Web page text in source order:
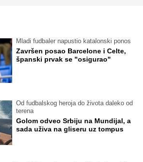
Mladi fudbaler napustio katalonski ponos
Završen posao Barcelone i Celte,
španski prvak se "osigurao"
Od fudbalskog heroja do života daleko od
terena
Golom odveo Srbiju na Mundijal, a
sada uživa na gliseru uz tompus